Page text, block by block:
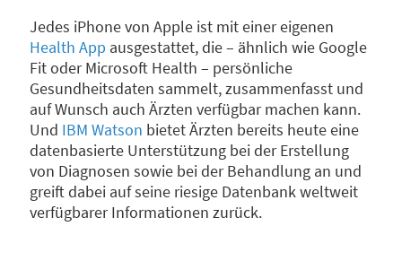
Jedes iPhone von Apple ist mit einer eigenen
Health App ausgestattet, die – ähnlich wie Google
Fit oder Microsoft Health – persönliche
Gesundheitsdaten sammelt, zusammenfasst und
auf Wunsch auch Ärzten verfügbar machen kann.
Und IBM Watson bietet Ärzten bereits heute eine
datenbasierte Unterstützung bei der Erstellung
von Diagnosen sowie bei der Behandlung an und
greift dabei auf seine riesige Datenbank weltweit
verfügbarer Informationen zurück.